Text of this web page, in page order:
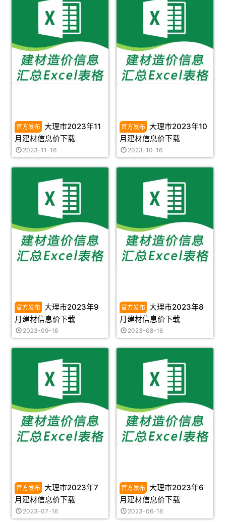
大理市2023年11
月建材信息价下载
2023-11-16
大理市2023年10
月建材信息价下载
2023-10-16
大理市2023年9
月建材信息价下载
2023-09-16
大理市2023年8
月建材信息价下载
2023-08-16
大理市2023年7
月建材信息价下载
2023-07-16
大理市2023年6
月建材信息价下载
2023-06-16